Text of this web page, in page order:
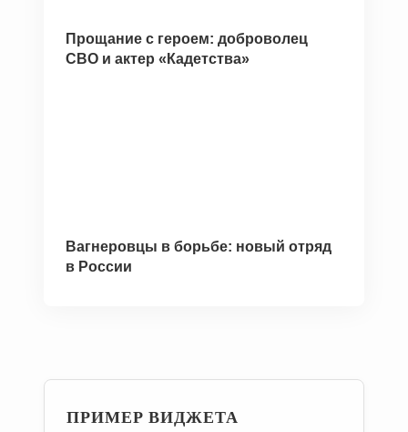
Прощание с героем: доброволец
СВО и актер «Кадетства»
Вагнеровцы в борьбе: новый отряд
в России
ПРИМЕР ВИДЖЕТА